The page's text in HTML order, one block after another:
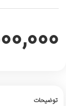
توضیحات